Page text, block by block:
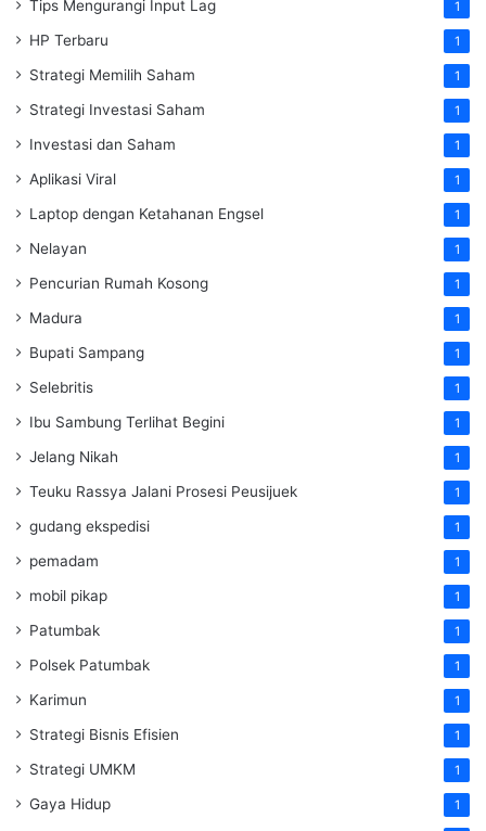
Tips Mengurangi Input Lag 1
HP Terbaru 1
Strategi Memilih Saham 1
Strategi Investasi Saham 1
Investasi dan Saham 1
Aplikasi Viral 1
Laptop dengan Ketahanan Engsel 1
Nelayan 1
Pencurian Rumah Kosong 1
Madura 1
Bupati Sampang 1
Selebritis 1
Ibu Sambung Terlihat Begini 1
Jelang Nikah 1
Teuku Rassya Jalani Prosesi Peusijuek 1
gudang ekspedisi 1
pemadam 1
mobil pikap 1
Patumbak 1
Polsek Patumbak 1
Karimun 1
Strategi Bisnis Efisien 1
Strategi UMKM 1
Gaya Hidup 1